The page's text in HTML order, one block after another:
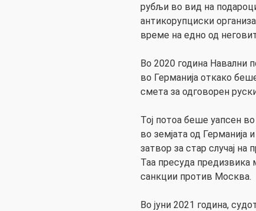
рубљи во вид на
антикорупциски
време на едно од
Во 2020 година Навални
во Германија откако
смета за одговорен
Тој потоа беше уапсен
во земјата од Германија
затвор за стар случај
Таа пресуда предизвика
санкции против Москва.
Во јуни 2021 година,